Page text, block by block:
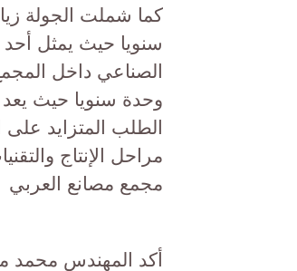
كما شملت الجولة
سنويا حيث يمثل أحد
وحدة سنويا حيث
الطلب المتزايد على
مراحل الإنتاج
مجمع مصانع العربي
أكد المهندس محمد